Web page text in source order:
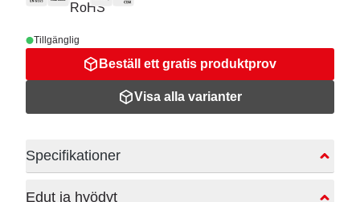
Tillgänglig
Beställ ett gratis produktprov
Visa alla varianter
Specifikationer
Edut ja hyödyt